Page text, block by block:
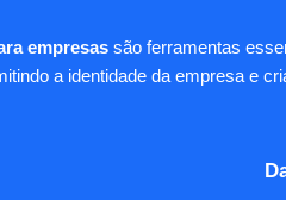
empresassão ferramentas
a identidade da empresa e